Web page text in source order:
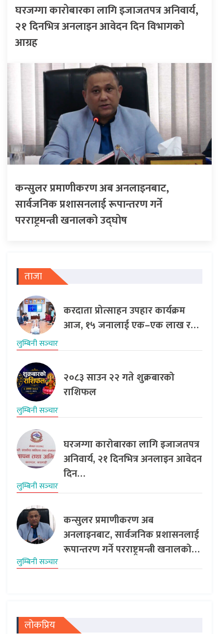
घरजग्गा कारोबारका लागि इजाजतपत्र अनिवार्य,
२१ दिनभित्र अनलाइन आवेदन दिन विभागको
आग्रह
कन्सुलर प्रमाणीकरण अब अनलाइनबाट,
सार्वजनिक प्रशासनलाई रूपान्तरण गर्ने
परराष्ट्रमन्त्री खनालको उद्घोष
ताजा
करदाता प्रोत्साहन उपहार कार्यक्रम
आज, १५ जनालाई एक–एक लाख र…
लुम्बिनी सञ्‍चार
२०८३ साउन २२ गते शुक्रबारको
राशिफल
लुम्बिनी सञ्‍चार
घरजग्गा कारोबारका लागि इजाजतपत्र
अनिवार्य, २१ दिनभित्र अनलाइन आवेदन
दिन…
लुम्बिनी सञ्‍चार
कन्सुलर प्रमाणीकरण अब
अनलाइनबाट, सार्वजनिक प्रशासनलाई
रूपान्तरण गर्ने परराष्ट्रमन्त्री खनालको…
लुम्बिनी सञ्‍चार
लोकप्रिय